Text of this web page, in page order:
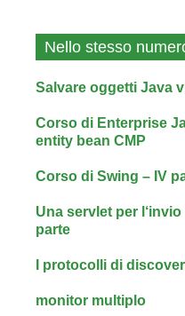
Nello stesso
Salvare oggetti Java
Corso di Enterprise
entity bean CMP
Corso di Swing – IV
Una servlet per l‘invio
parte
I protocolli di
monitor multiplo